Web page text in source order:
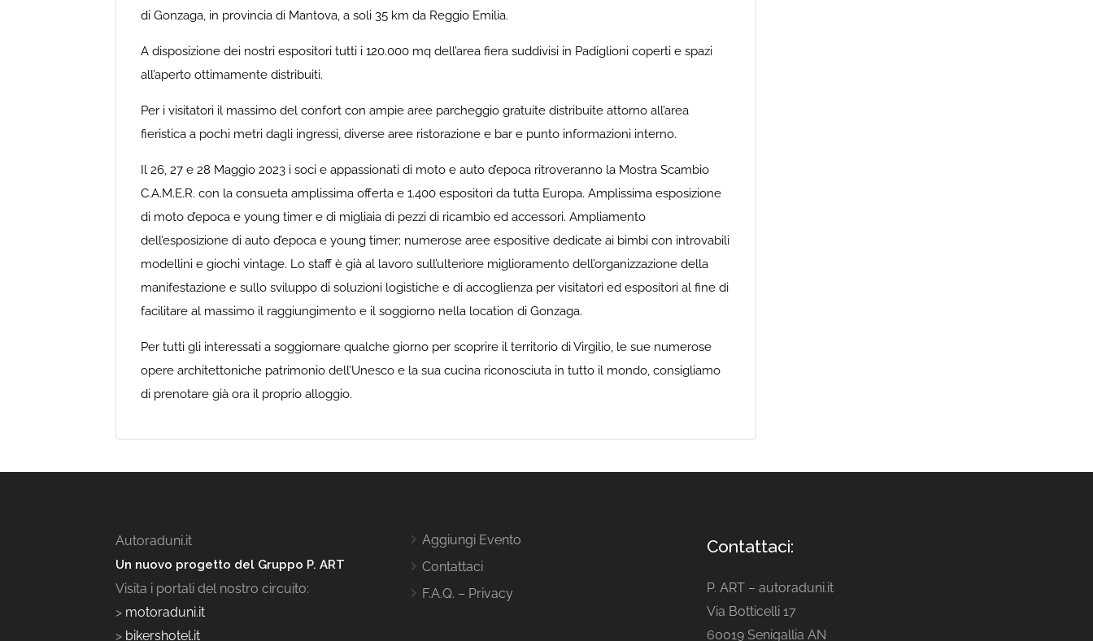
di Gonzaga, in provincia di Mantova, a soli 35 km da Reggio Emilia.
A disposizione dei nostri espositori tutti i 120.000 mq dell’area fiera suddivisi in Padiglioni coperti e spazi
all’aperto ottimamente distribuiti.
Per i visitatori il massimo del confort con ampie aree parcheggio gratuite distribuite attorno all’area
fieristica a pochi metri dagli ingressi, diverse aree ristorazione e bar e punto informazioni interno.
Il 26, 27 e 28 Maggio 2023 i soci e appassionati di moto e auto d’epoca ritroveranno la Mostra Scambio
C.A.M.E.R. con la consueta amplissima offerta e 1.400 espositori da tutta Europa. Amplissima esposizione
di moto d’epoca e young timer e di migliaia di pezzi di ricambio ed accessori. Ampliamento
dell’esposizione di auto d’epoca e young timer; numerose aree espositive dedicate ai bimbi con introvabili
modellini e giochi vintage. Lo staff è già al lavoro sull’ulteriore miglioramento dell’organizzazione della
manifestazione e sullo sviluppo di soluzioni logistiche e di accoglienza per visitatori ed espositori al fine di
facilitare al massimo il raggiungimento e il soggiorno nella location di Gonzaga.
Per tutti gli interessati a soggiornare qualche giorno per scoprire il territorio di Virgilio, le sue numerose
opere architettoniche patrimonio dell’Unesco e la sua cucina riconosciuta in tutto il mondo, consigliamo
di prenotare già ora il proprio alloggio.
Autoraduni.it
Un nuovo progetto del Gruppo P. ART
Visita i portali del nostro circuito:
> motoraduni.it
> bikershotel.it
Aggiungi Evento
Contattaci
F.A.Q. – Privacy
Contattaci:
P. ART – autoraduni.it
Via Botticelli 17
60019 Senigallia AN